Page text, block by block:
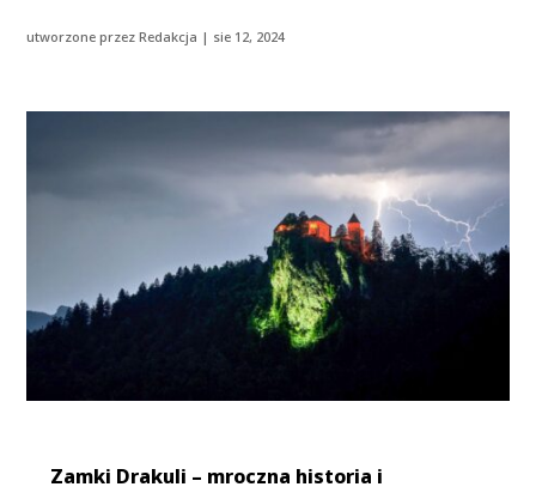
utworzone przezRedakcja | sie 12, 2024
Zamki Drakuli – mroczna historia i